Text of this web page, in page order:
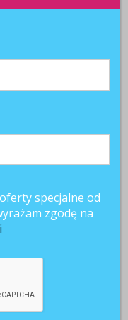
opinię
specjalne od
zgodę na